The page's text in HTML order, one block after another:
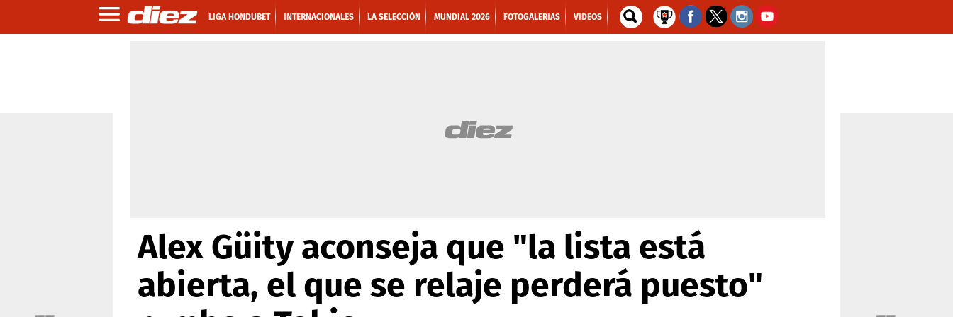
LIGA HONDUBET INTERNACIONALES LA SELECCIÓN MUNDIAL 2026 FOTOGALERIAS VIDEOS
Alex Güity aconseja que "la lista está
abierta, el que se relaje perderá puesto"